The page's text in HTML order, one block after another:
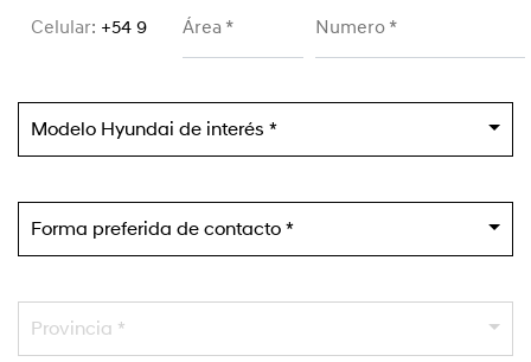
Celular: +54 9 Área * Numero *
Modelo Hyundai de interés *
Forma preferida de contacto *
Provincia *